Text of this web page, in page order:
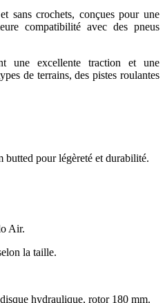
sans crochets, conçues pour une
compatibilité avec des pneus
une excellente traction et une
de terrains, des pistes roulantes
pour légèreté et durabilité.
Air.
la taille.
hydraulique, rotor 180 mm.